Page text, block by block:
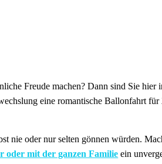
Freude machen? Dann sind Sie hier
eine romantische Ballonfahrt
nie oder nur selten gönnen würden.
oder mit der ganzen Familie ein